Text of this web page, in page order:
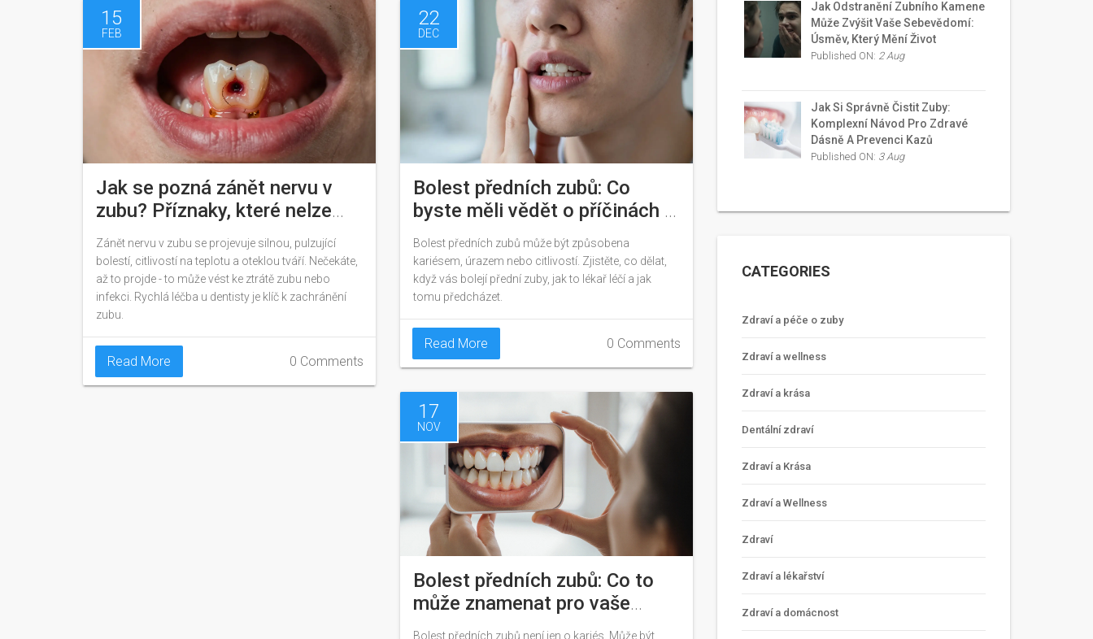
15
FEB
Jak se pozná zánět nervu v
zubu? Příznaky, které nelze
ignorovat
Zánět nervu v zubu se projevuje silnou, pulzující
bolestí, citlivostí na teplotu a oteklou tváří. Nečekáte,
až to projde - to může vést ke ztrátě zubu nebo
infekci. Rychlá léčba u dentisty je klíč k zachránění
zubu.
Read More 0 Comments
22
DEC
Bolest předních zubů: Co
byste měli vědět o příčinách a
řešeních
Bolest předních zubů může být způsobena
kariésem, úrazem nebo citlivostí. Zjistěte, co dělat,
když vás bolejí přední zuby, jak to lékař léčí a jak
tomu předcházet.
Read More 0 Comments
17
NOV
Bolest předních zubů: Co to
může znamenat pro vaše
celkové zdraví?
Bolest předních zubů není jen o kariés. Může být
Jak Odstranění Zubního Kamene
Může Zvýšit Vaše Sebevědomí:
Úsměv, Který Mění Život
Published ON: 2 Aug
Jak Si Správně Čistit Zuby:
Komplexní Návod Pro Zdravé
Dásně A Prevenci Kazů
Published ON: 3 Aug
CATEGORIES
Zdraví a péče o zuby
Zdraví a wellness
Zdraví a krása
Dentální zdraví
Zdraví a Krása
Zdraví a Wellness
Zdraví
Zdraví a lékařství
Zdraví a domácnost